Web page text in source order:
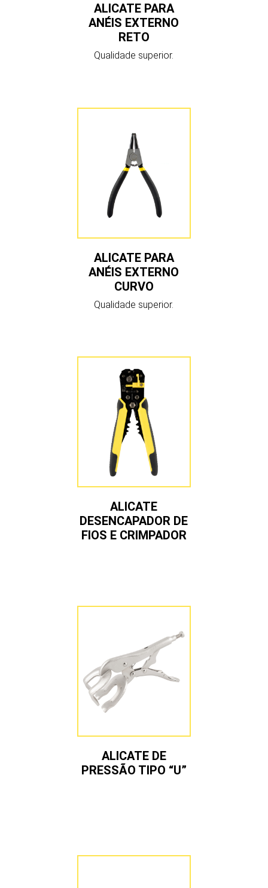
ALICATE PARA
ANÉIS EXTERNO
RETO
Qualidade superior.
ALICATE PARA
ANÉIS EXTERNO
CURVO
Qualidade superior.
ALICATE
DESENCAPADOR DE
FIOS E CRIMPADOR
ALICATE DE
PRESSÃO TIPO “U”